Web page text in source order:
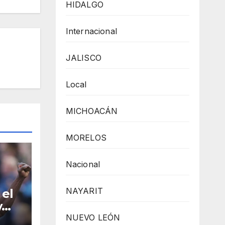
el
HIDALGO
Internacional
JALISCO
Local
MICHOACÁN
MORELOS
Nacional
NAYARIT
NUEVO LEÓN